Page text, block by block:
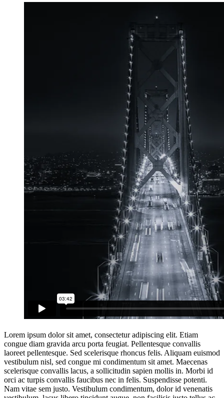
Lorem ipsum dolor sit amet, consectetur adipiscing elit. Etiam
congue diam gravida arcu porta feugiat. Pellentesque convallis
laoreet pellentesque. Sed scelerisque rhoncus felis. Aliquam euismod
vestibulum nisl, sed congue mi condimentum sit amet. Maecenas
scelerisque convallis lacus, a sollicitudin sapien mollis in. Morbi id
orci ac turpis convallis faucibus nec in felis. Suspendisse potenti.
Nam vitae sem justo. Vestibulum condimentum, dolor id venenatis